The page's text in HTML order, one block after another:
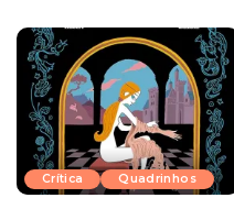
Crítica Quadrinhos